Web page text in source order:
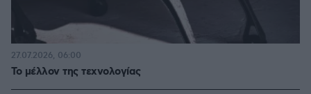
Το μέλλον της τεχνολογίας
27.07.2026, 06:00